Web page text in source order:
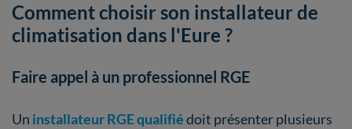
Comment choisir son installateur de
climatisation dans l'Eure ?
Faire appel à un professionnel RGE
Un installateur RGE qualifiédoit présenter plusieurs